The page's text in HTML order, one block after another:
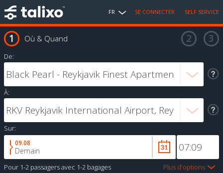
FR SE CONNECTER SELF SERVICE
Où & Quand
De:
À:
Sur:
09.08
Demain
Pour 1-2 passagersavec 1-2 bagages Plus d'options